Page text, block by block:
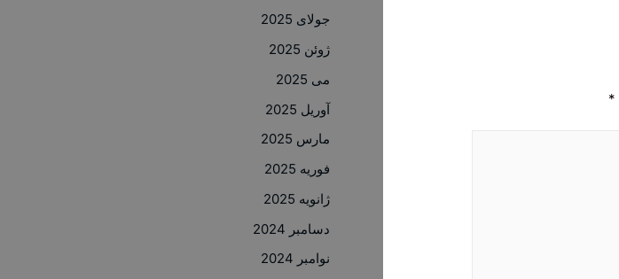
*
جولای 2025
ژوئن 2025
می 2025
آوریل 2025
مارس 2025
فوریه 2025
ژانویه 2025
دسامبر 2024
نوامبر 2024